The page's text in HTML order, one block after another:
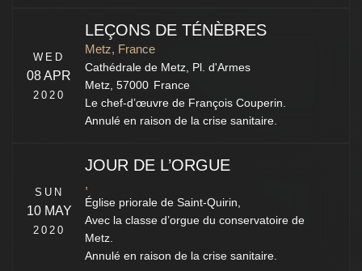
WED
08 APR
2020
LEÇONS DE TÉNÈBRES
Metz, France
Cathédrale de Metz, Pl. d'Armes
Metz, 57000 France
Le chef-d’œuvre de François Couperin.
Annulé en raison de la crise sanitaire.
SUN
10 MAY
2020
JOUR DE L’ORGUE
,
Église priorale de Saint-Quirin,
Avec la classe d’orgue du conservatoire de
Metz.
Annulé en raison de la crise sanitaire.